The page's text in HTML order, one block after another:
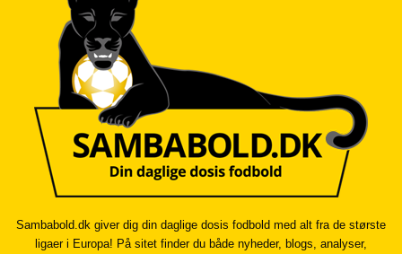
Sambabold.dk giver dig din daglige dosis fodbold med alt fra de største
ligaer i Europa! På sitet finder du både nyheder, blogs, analyser,